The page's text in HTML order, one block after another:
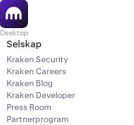
Desktop
Selskap
Kraken Security
Kraken Careers
Kraken Blog
Kraken Developer
Press Room
Partnerprogram